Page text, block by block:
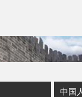
中国